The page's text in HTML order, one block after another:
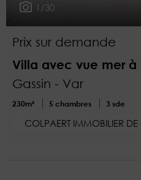
1/30
Prix sur demande
Villa avec vue mer à
Gassin - Var
230m² 5 chambres 3 sde
COLPAERT IMMOBILIER DE